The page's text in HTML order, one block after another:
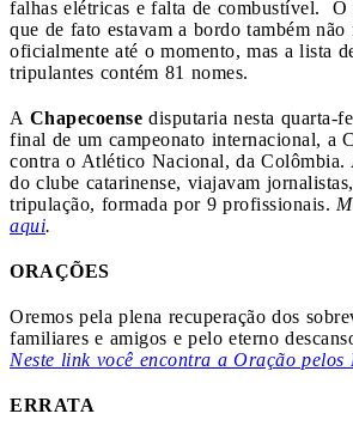
falhas elétricas e falta de combustível. O
que de fato estavam a bordo também
oficialmente até o momento, mas a lista
tripulantes contém 81 nomes.
A Chapecoense disputaria nesta quarta-
final de um campeonato internacional, a
contra o Atlético Nacional, da Colômbia.
do clube catarinense, viajavam
tripulação, formada por 9 profissionais.
aqui.
ORAÇÕES
Oremos pela plena recuperação dos
familiares e amigos e pelo eterno
Neste link você encontra a Oração pelos
ERRATA